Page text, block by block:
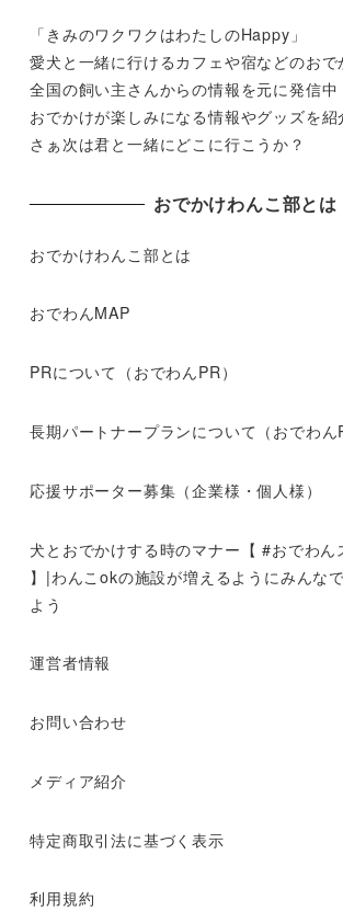
「きみのワクワクはわたしのHappy」
愛犬と一緒に行けるカフェや宿などのおで
全国の飼い主さんからの情報を元に発信中
おでかけが楽しみになる情報やグッズを紹
さぁ次は君と一緒にどこに行こうか？
おでかけわんこ部とは
おでかけわんこ部とは
おでわんMAP
PRについて（おでわんPR）
長期パートナープランについて（おでわん
応援サポーター募集（企業様・個人様）
犬とおでかけする時のマナー【 #おでわん
】|わんこokの施設が増えるようにみんな
よう
運営者情報
お問い合わせ
メディア紹介
特定商取引法に基づく表示
利用規約